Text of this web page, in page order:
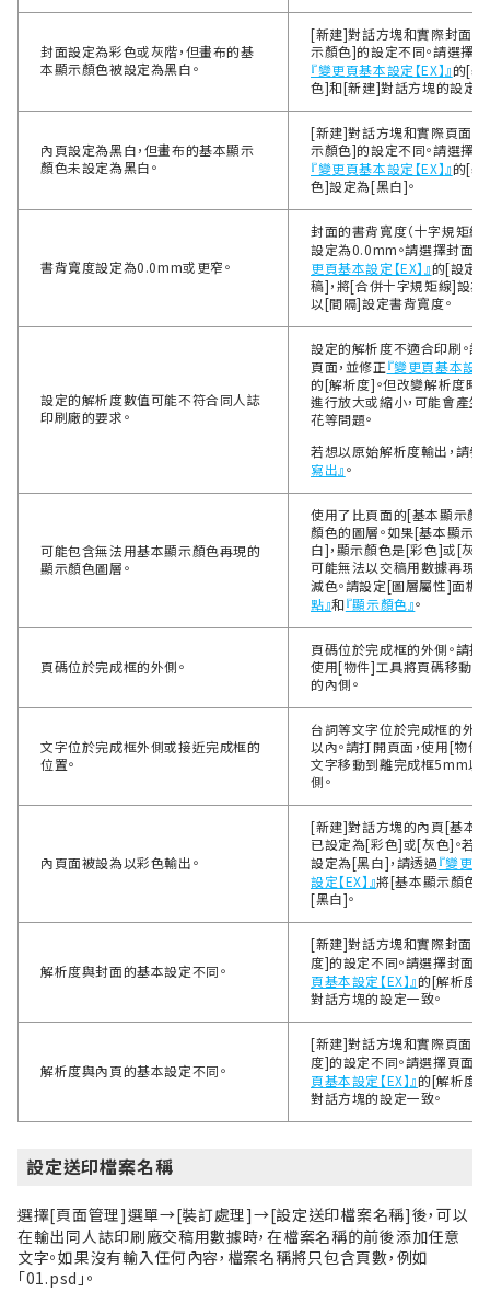
封面設定為彩色或灰階，但畫布的基
本顯示顏色被設定為黑白。
[新建]對話方塊和實際封面上
示顏色]的設定不同。請選擇封
『變更頁基本設定【EX】』的[基
色]和[新建]對話方塊的設定一
內頁設定為黑白，但畫布的基本顯示
顏色未設定為黑白。
[新建]對話方塊和實際頁面上
示顏色]的設定不同。請選擇頁
『變更頁基本設定【EX】』的[基
色]設定為[黑白]。
書背寬度設定為0.0mm或更窄。
封面的書背寬度（十字規矩線
設定為0.0mm。請選擇封面，
更頁基本設定【EX】』的[設定
稿]，將[合併十字規矩線]設為
以[間隔]設定書背寬度。
設定的解析度數值可能不符合同人誌
印刷廠的要求。
設定的解析度不適合印刷。請
頁面，並修正『變更頁基本設定
的[解析度]。但改變解析度時
進行放大或縮小，可能會產生
花等問題。
若想以原始解析度輸出，請參
寫出』。
可能包含無法用基本顯示顏色再現的
顯示顏色圖層。
使用了比頁面的[基本顯示顏
顏色的圖層。如果[基本顯示
白]，顯示顏色是[彩色]或[灰
可能無法以交稿用數據再現，
減色。請設定[圖層屬性]面板
點』和『顯示顏色』。
頁碼位於完成框的外側。
頁碼位於完成框的外側。請打
使用[物件]工具將頁碼移動到
的內側。
文字位於完成框外側或接近完成框的
位置。
台詞等文字位於完成框的外
以內。請打開頁面，使用[物件
文字移動到離完成框5mm以
側。
內頁面被設為以彩色輸出。
[新建]對話方塊的內頁[基本
已設定為[彩色]或[灰色]。若
設定為[黑白]，請透過『變更
設定【EX】』將[基本顯示顏色]
[黑白]。
解析度與封面的基本設定不同。
[新建]對話方塊和實際封面上
度]的設定不同。請選擇封面，
頁基本設定【EX】』的[解析度]
對話方塊的設定一致。
解析度與內頁的基本設定不同。
[新建]對話方塊和實際頁面上
度]的設定不同。請選擇頁面，
頁基本設定【EX】』的[解析度]
對話方塊的設定一致。
設定送印檔案名稱
選擇[頁面管理]選單→[裝訂處理]→[設定送印檔案名稱]後，可以
在輸出同人誌印刷廠交稿用數據時，在檔案名稱的前後添加任意
文字。如果沒有輸入任何內容，檔案名稱將只包含頁數，例如
「01.psd」。